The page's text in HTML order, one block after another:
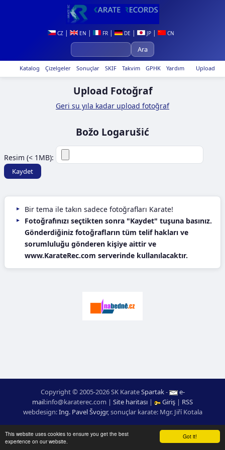
Got it!
This website uses cookies to ensure you get the best
experience on our website.
CZ | EN | FR | DE | JP | CN
Upload
Katalog Çizelgeler Sonuçlar SKIF Takvim GPHK Yardım
Upload Fotoğraf
Geri su yıla kadar upload fotoğraf
Božo Logarušić
Resim (< 1MB):
Bir tema ile takın sadece fotoğrafları Karate!
Fotoğrafınızı seçtikten sonra "Kaydet" tuşuna basınız.
Gönderdiğiniz fotoğrafların tüm telif hakları ve
sorumluluğu gönderen kişiye aittir ve
www.KarateRec.com serverinde kullanılacaktır.
Copyright © 2005-2026 SK KarateSpartak-
e-
mail:moc.ceretarak@ofni | Site haritası | Giriş | RSS
webdesign:Ing. Pavel Švojgr,sonuçlar karate: Mgr. Jiří Kotala